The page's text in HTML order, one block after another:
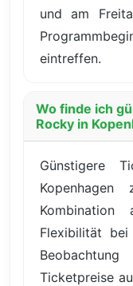
und am
eintreffen.
Wo finde ich
Rocky in
Günstigere
Flexibilität
Ticketpreise